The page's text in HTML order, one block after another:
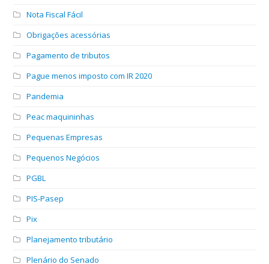
Nota Fiscal Fácil
Obrigações acessórias
Pagamento de tributos
Pague menos imposto com IR 2020
Pandemia
Peac maquininhas
Pequenas Empresas
Pequenos Negócios
PGBL
PIS-Pasep
Pix
Planejamento tributário
Plenário do Senado